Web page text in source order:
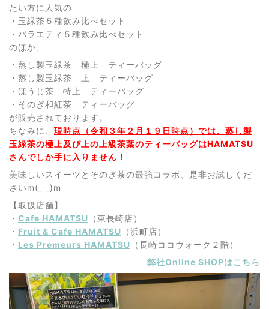
たい方に人気の
・玉緑茶５種飲み比べセット
・バラエティ５種飲み比べセット
のほか、
・蒸し製玉緑茶 極上 ティーバッグ
・蒸し製玉緑茶 上 ティーバッグ
・ほうじ茶 特上 ティーバッグ
・そのぎ和紅茶 ティーバッグ
が販売されております。
ちなみに、 現時点（令和３年２月１９日時点）では、蒸し製
玉緑茶の極上及び上の上級茶葉のティーバッグはHAMATSU
さんでしか手に入りません！
美味しいスイーツとそのぎ茶の最強コラボ、是非お試しくだ
さいm(_ _)m
【取扱店舗】
・ Cafe HAMATSU （東長崎店）
・ Fruit & Cafe HAMATSU （浜町店）
・ Les Premeurs HAMATSU （長崎ココウォーク２階）
弊社Online SHOPはこちら